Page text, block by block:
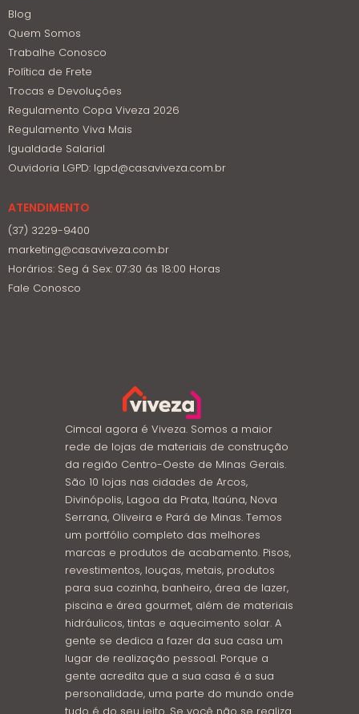
Blog
Quem Somos
Trabalhe Conosco
Política de Frete
Trocas e Devoluções
Regulamento Copa Viveza 2026
Regulamento Viva Mais
Igualdade Salarial
Ouvidoria LGPD: lgpd@casaviveza.com.br
ATENDIMENTO
(37) 3229-9400
marketing@casaviveza.com.br
Horários: Seg á Sex: 07:30 ás 18:00 Horas
Fale Conosco
Cimcal agora é Viveza. Somos a maior
rede de lojas de materiais de construção
da região Centro-Oeste de Minas Gerais.
São 10 lojas nas cidades de Arcos,
Divinópolis, Lagoa da Prata, Itaúna, Nova
Serrana, Oliveira e Pará de Minas. Temos
um portfólio completo das melhores
marcas e produtos de acabamento. Pisos,
revestimentos, louças, metais, produtos
para sua cozinha, banheiro, área de lazer,
piscina e área gourmet, além de materiais
hidráulicos, tintas e aquecimento solar. A
gente se dedica a fazer da sua casa um
lugar de realização pessoal. Porque a
gente acredita que a sua casa é a sua
personalidade, uma parte do mundo onde